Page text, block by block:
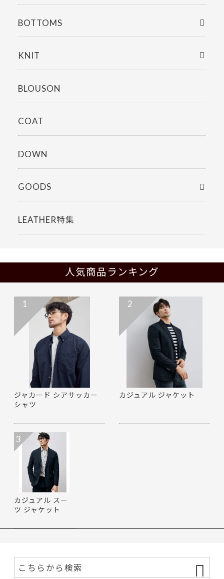
BOTTOMS
KNIT
BLOUSON
COAT
DOWN
GOODS
LEATHER特集
人気商品ランキング
ジャカード シアサッカー
シャツ
1
カジュアル ジャケット
2
カジュアル スー
ツ ジャケット
3